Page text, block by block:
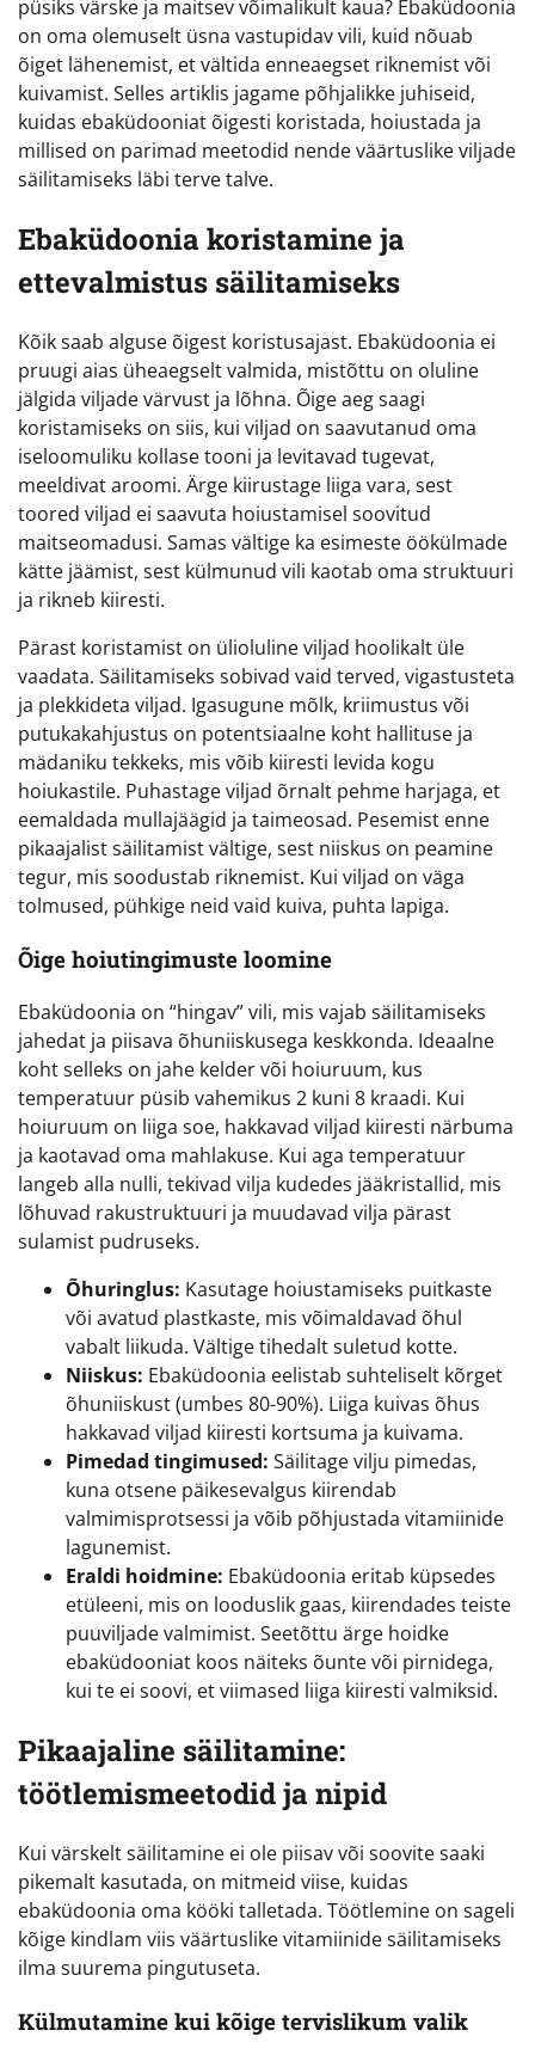
püsiks värske ja maitsev võimalikult kaua? Ebaküdoonia
on oma olemuselt üsna vastupidav vili, kuid nõuab
õiget lähenemist, et vältida enneaegset riknemist või
kuivamist. Selles artiklis jagame põhjalikke juhiseid,
kuidas ebaküdooniat õigesti koristada, hoiustada ja
millised on parimad meetodid nende väärtuslike viljade
säilitamiseks läbi terve talve.
Ebaküdoonia koristamine ja
ettevalmistus säilitamiseks
Kõik saab alguse õigest koristusajast. Ebaküdoonia ei
pruugi aias üheaegselt valmida, mistõttu on oluline
jälgida viljade värvust ja lõhna. Õige aeg saagi
koristamiseks on siis, kui viljad on saavutanud oma
iseloomuliku kollase tooni ja levitavad tugevat,
meeldivat aroomi. Ärge kiirustage liiga vara, sest
toored viljad ei saavuta hoiustamisel soovitud
maitseomadusi. Samas vältige ka esimeste öökülmade
kätte jäämist, sest külmunud vili kaotab oma struktuuri
ja rikneb kiiresti.
Pärast koristamist on ülioluline viljad hoolikalt üle
vaadata. Säilitamiseks sobivad vaid terved, vigastusteta
ja plekkideta viljad. Igasugune mõlk, kriimustus või
putukakahjustus on potentsiaalne koht hallituse ja
mädaniku tekkeks, mis võib kiiresti levida kogu
hoiukastile. Puhastage viljad õrnalt pehme harjaga, et
eemaldada mullajäägid ja taimeosad. Pesemist enne
pikaajalist säilitamist vältige, sest niiskus on peamine
tegur, mis soodustab riknemist. Kui viljad on väga
tolmused, pühkige neid vaid kuiva, puhta lapiga.
Õige hoiutingimuste loomine
Ebaküdoonia on “hingav” vili, mis vajab säilitamiseks
jahedat ja piisava õhuniiskusega keskkonda. Ideaalne
koht selleks on jahe kelder või hoiuruum, kus
temperatuur püsib vahemikus 2 kuni 8 kraadi. Kui
hoiuruum on liiga soe, hakkavad viljad kiiresti närbuma
ja kaotavad oma mahlakuse. Kui aga temperatuur
langeb alla nulli, tekivad vilja kudedes jääkristallid, mis
lõhuvad rakustruktuuri ja muudavad vilja pärast
sulamist pudruseks.
Õhuringlus: Kasutage hoiustamiseks puitkaste
või avatud plastkaste, mis võimaldavad õhul
vabalt liikuda. Vältige tihedalt suletud kotte.
Niiskus: Ebaküdoonia eelistab suhteliselt kõrget
õhuniiskust (umbes 80-90%). Liiga kuivas õhus
hakkavad viljad kiiresti kortsuma ja kuivama.
Pimedad tingimused: Säilitage vilju pimedas,
kuna otsene päikesevalgus kiirendab
valmimisprotsessi ja võib põhjustada vitamiinide
lagunemist.
Eraldi hoidmine: Ebaküdoonia eritab küpsedes
etüleeni, mis on looduslik gaas, kiirendades teiste
puuviljade valmimist. Seetõttu ärge hoidke
ebaküdooniat koos näiteks õunte või pirnidega,
kui te ei soovi, et viimased liiga kiiresti valmiksid.
Pikaajaline säilitamine:
töötlemismeetodid ja nipid
Kui värskelt säilitamine ei ole piisav või soovite saaki
pikemalt kasutada, on mitmeid viise, kuidas
ebaküdoonia oma kööki talletada. Töötlemine on sageli
kõige kindlam viis väärtuslike vitamiinide säilitamiseks
ilma suurema pingutuseta.
Külmutamine kui kõige tervislikum valik